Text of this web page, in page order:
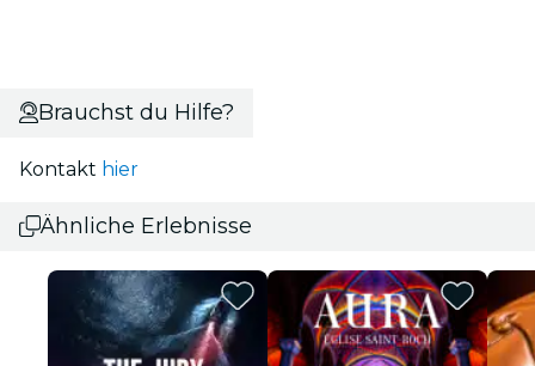
Brauchst du Hilfe?
Kontakt hier
Ähnliche Erlebnisse